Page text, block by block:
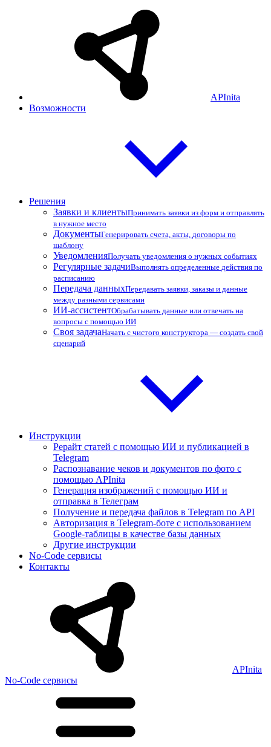
APInita
Возможности
Решения
Заявки и клиентыПринимать заявки из форм и отправлять
в нужное место
ДокументыГенерировать счета, акты, договоры по
шаблону
УведомленияПолучать уведомления о нужных событиях
Регулярные задачиВыполнять определенные действия по
расписанию
Передача данныхПередавать заявки, заказы и данные
между разными сервисами
ИИ-ассистентОбрабатывать данные или отвечать на
вопросы с помощью ИИ
Своя задачаНачать с чистого конструктора — создать свой
сценарий
Инструкции
Рерайт статей с помощью ИИ и публикацией в
Telegram
Распознавание чеков и документов по фото с
помощью APInita
Генерация изображений с помощью ИИ и
отправка в Телеграм
Получение и передача файлов в Telegram по API
Авторизация в Telegram-боте с использованием
Google-таблицы в качестве базы данных
Другие инструкции
No-Code сервисы
Контакты
APInita
No-Code сервисы